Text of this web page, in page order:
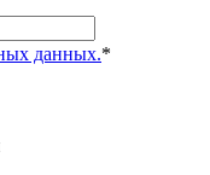
данных.*